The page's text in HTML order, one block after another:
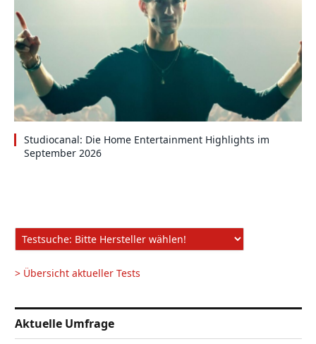
Studiocanal: Die Home Entertainment Highlights im
September 2026
> Übersicht aktueller Tests
Aktuelle Umfrage